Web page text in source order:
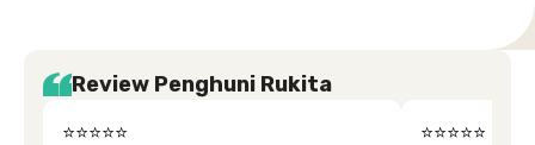
Review Penghuni Rukita
⭐⭐⭐⭐⭐ ⭐⭐⭐⭐⭐